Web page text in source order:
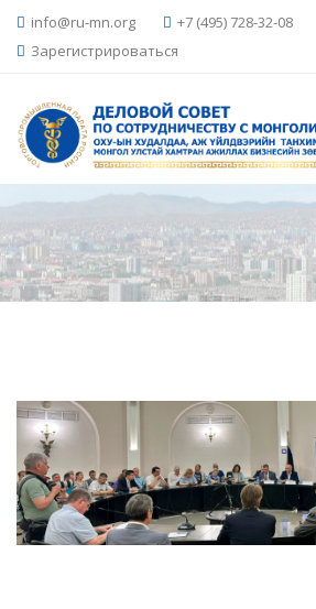
info@ru-mn.org +7 (495) 728-32-08
Зарегистрироваться